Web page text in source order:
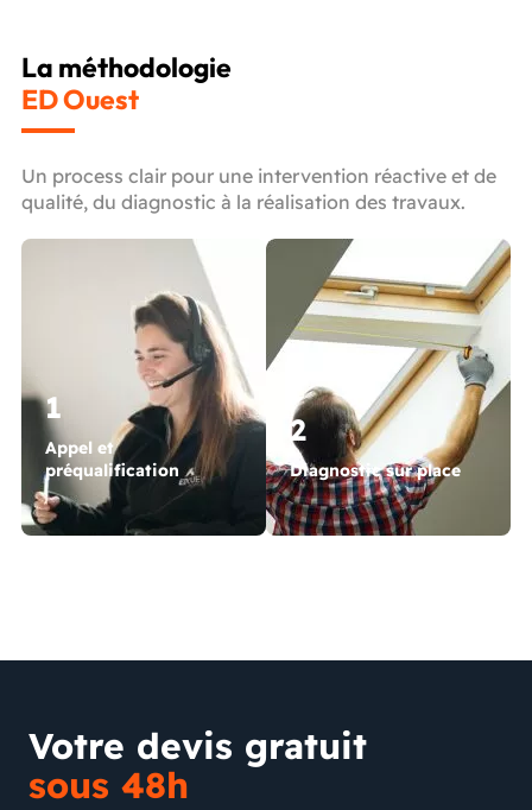
1
Appel et
préqualification
2
Diagnostic sur place
La méthodologie
ED Ouest
Un process clair pour une intervention réactive et de
qualité, du diagnostic à la réalisation des travaux.
Votre devis gratuit
sous 48h